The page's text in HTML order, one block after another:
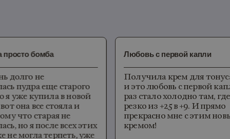
бомба
долго не
пудра еще старого
уже купила в новой
она все стояла и
что старая не
но я после всех этих
могла терпеть, уже
Любовь с первой капли
Получила крем для
и это любовь с первой
раз стало холодно там, где
резко из +25 в +9. И прямо
прекрасно мне с этим
кремом!